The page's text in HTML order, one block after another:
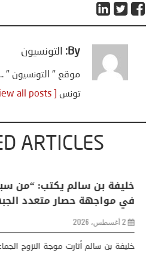
By: التونسيون
موقع " التونسيون "
تونس
ARTICLES
منذر بالضيافي يكتب حول:
من ظاهرة طبيعية .. تحول
مقاربة سوسيولوجية )
23 يوليو، 2026